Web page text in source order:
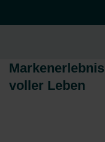
voller Leben